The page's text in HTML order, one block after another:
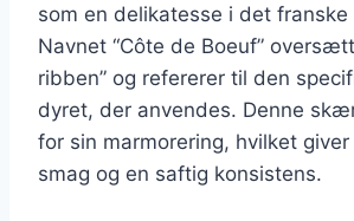
som en delikatesse i det franske
Navnet “Côte de Boeuf”
ribben” og refererer til den
dyret, der anvendes. Denne
for sin marmorering, hvilket
smag og en saftig konsistens.